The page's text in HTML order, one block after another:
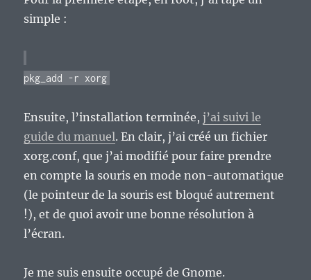
simple :
pkg_add -r xorg
Ensuite, l’installation terminée,j’ai suivi le
guide du manuel. En clair, j’ai créé un fichier
xorg.conf, que j’ai modifié pour faire prendre
en compte la souris en mode non-automatique
(le pointeur de la souris est bloqué autrement
!), et de quoi avoir une bonne résolution à
l’écran.
Je me suis ensuite occupé de Gnome.